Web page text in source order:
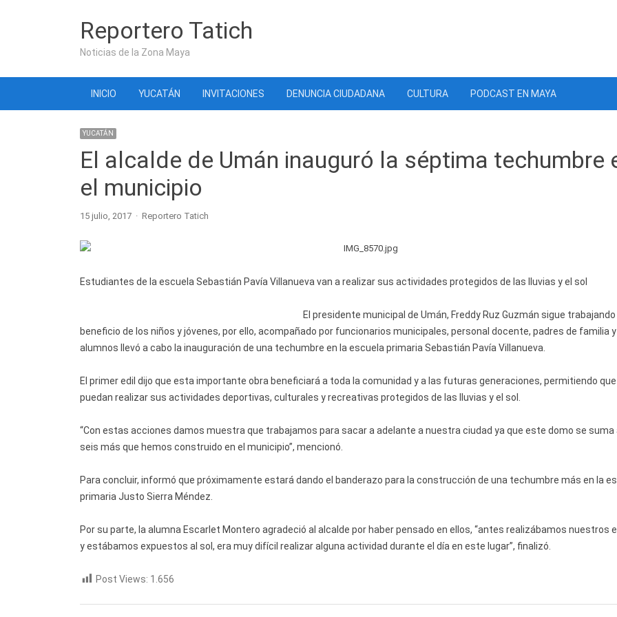
Reportero Tatich
Noticias de la Zona Maya
INICIO YUCATÁN INVITACIONES DENUNCIA CIUDADANA CULTURA PODCAST EN MAYA
YUCATÁN
El alcalde de Umán inauguró la séptima techumbre
el municipio
15 julio, 2017 Author
Reportero Tatich
Estudiantes de la escuela Sebastián Pavía Villanueva van a realizar sus actividades protegidos de las lluvias y el sol
El presidente municipal de Umán, Freddy Ruz Guzmán sigue trabajando
beneficio de los niños y jóvenes, por ello, acompañado por funcionarios municipales, personal docente, padres de familia y
alumnos llevó a cabo la inauguración de una techumbre en la escuela primaria Sebastián Pavía Villanueva.
El primer edil dijo que esta importante obra beneficiará a toda la comunidad y a las futuras generaciones, permitiendo que
puedan realizar sus actividades deportivas, culturales y recreativas protegidos de las lluvias y el sol.
“Con estas acciones damos muestra que trabajamos para sacar a adelante a nuestra ciudad ya que este domo se suma
seis más que hemos construido en el municipio”, mencionó.
Para concluir, informó que próximamente estará dando el banderazo para la construcción de una techumbre más en la
primaria Justo Sierra Méndez.
Por su parte, la alumna Escarlet Montero agradeció al alcalde por haber pensado en ellos, “antes realizábamos nuestros
y estábamos expuestos al sol, era muy difícil realizar alguna actividad durante el día en este lugar”, finalizó.
Post Views: 1.656